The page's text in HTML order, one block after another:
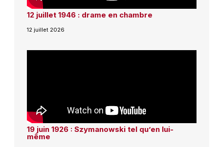
12 juillet 1946 : drame en chambre
12 juillet 2026
19 juin 1926 : Szymanowski tel qu’en lui-
même